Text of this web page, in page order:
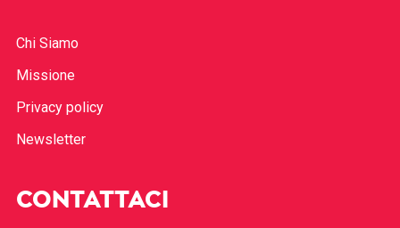
Chi Siamo
Missione
Privacy policy
Newsletter
CONTATTACI